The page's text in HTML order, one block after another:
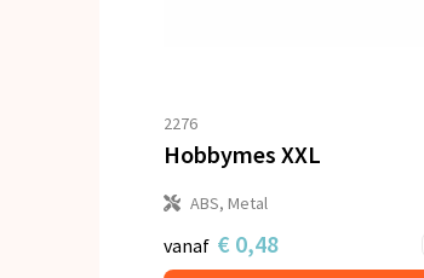
2276
Hobbymes XXL
ABS, Metal
vanaf € 0,48